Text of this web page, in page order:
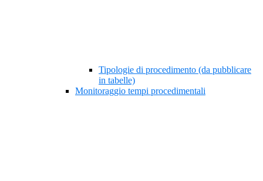
Tipologie di procedimento (da pubblicare
in tabelle)
Monitoraggio tempi procedimentali